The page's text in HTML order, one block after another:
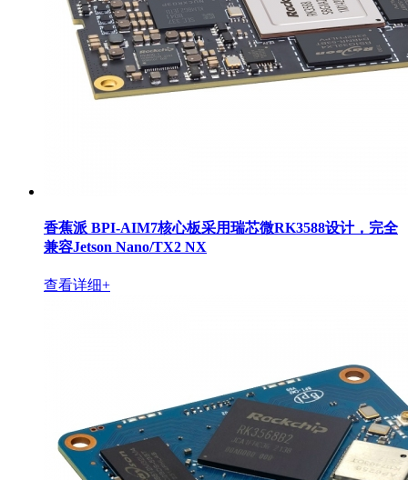
香蕉派 BPI-AIM7核心板采用瑞芯微RK3588设计，完全
兼容Jetson Nano/TX2 NX
查看详细+